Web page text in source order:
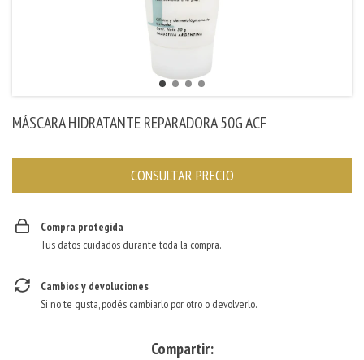
MÁSCARA HIDRATANTE REPARADORA 50G ACF
Compra protegida
Tus datos cuidados durante toda la compra.
Cambios y devoluciones
Si no te gusta, podés cambiarlo por otro o devolverlo.
Compartir: